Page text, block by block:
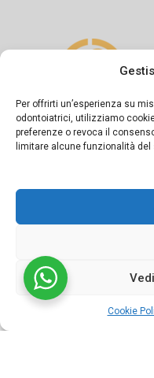
Per offrirti un’esperienza su
odontoiatrici, utilizziamo
preferenze o revoca il
limitare alcune funzionalità del
Cookie
Si dichiara sotto la
previsto dagli artt. 55-
Medica e dalla Linea
©2024 Studio dentistico